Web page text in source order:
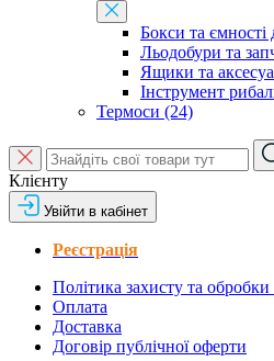
Бокси та ємності
Льодобури та
Ящики та
Інструмент
Термоси (24)
Клієнту
Увійти в кабінет
Реєстрація
Політика захисту та
Оплата
Доставка
Договір публічної оферти